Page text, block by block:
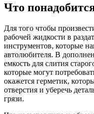
Что
Для того чтобы
рабочей жидкости в
инструментов, которые
автолюбителя. В
емкость для слития
которые могут
окажется герметик,
отверстия и уберечь
грязи.